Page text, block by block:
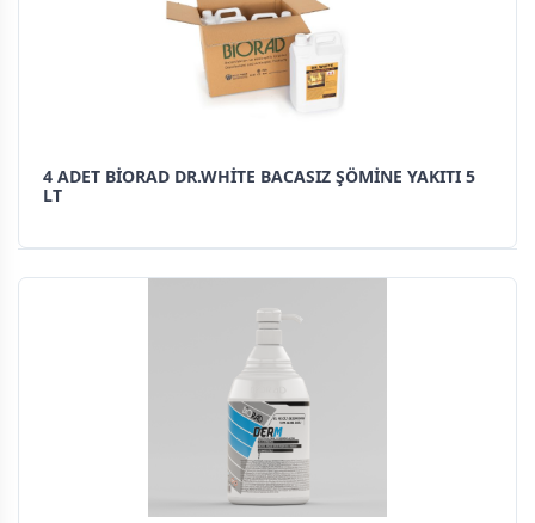
4 ADET BİORAD DR.WHİTE BACASIZ ŞÖMİNE YAKITI 5
LT